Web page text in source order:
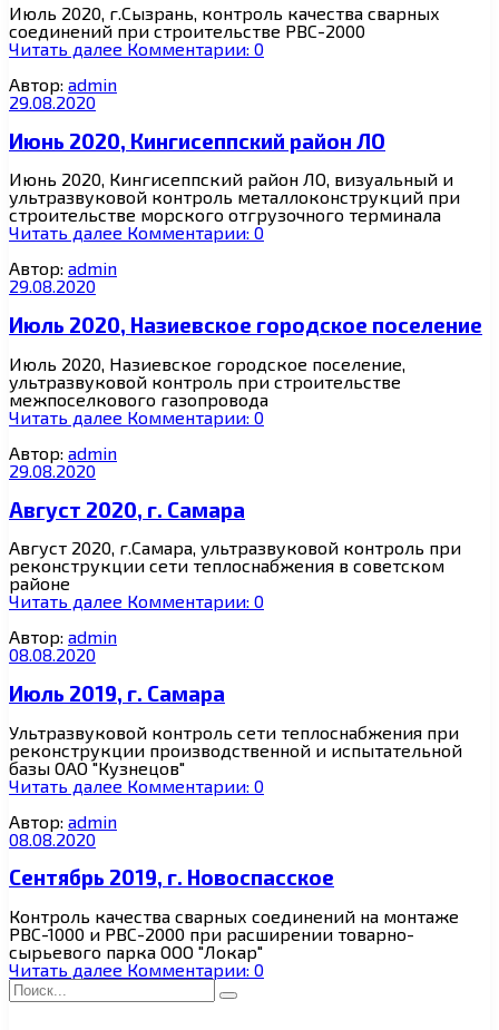
Июль 2020, г.Сызрань, контроль качества сварных
соединений при строительстве РВС-2000
Читать далее Комментарии: 0
Автор: admin
29.08.2020
Июнь 2020, Кингисеппский район ЛО
Июнь 2020, Кингисеппский район ЛО, визуальный и
ультразвуковой контроль металлоконструкций при
строительстве морского отгрузочного терминала
Читать далее Комментарии: 0
Автор: admin
29.08.2020
Июль 2020, Назиевское городское поселение
Июль 2020, Назиевское городское поселение,
ультразвуковой контроль при строительстве
межпоселкового газопровода
Читать далее Комментарии: 0
Автор: admin
29.08.2020
Август 2020, г. Самара
Август 2020, г.Самара, ультразвуковой контроль при
реконструкции сети теплоснабжения в советском
районе
Читать далее Комментарии: 0
Автор: admin
08.08.2020
Июль 2019, г. Самара
Ультразвуковой контроль сети теплоснабжения при
реконструкции производственной и испытательной
базы ОАО "Кузнецов"
Читать далее Комментарии: 0
Автор: admin
08.08.2020
Сентябрь 2019, г. Новоспасское
Контроль качества сварных соединений на монтаже
РВС-1000 и РВС-2000 при расширении товарно-
сырьевого парка ООО "Локар"
Читать далее Комментарии: 0